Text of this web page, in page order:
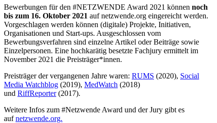
Bewerbungen für den #NETZWENDE Award 2021 können noch
bis zum 16. Oktober 2021 auf netzwende.org eingereicht werden.
Vorgeschlagen werden können (digitale) Projekte, Initiativen,
Organisationen und Start-ups. Ausgeschlossen vom
Bewerbungsverfahren sind einzelne Artikel oder Beiträge sowie
Einzelpersonen. Eine hochkarätig besetzte Fachjury ermittelt im
November 2021 die Preisträger*innen.
Preisträger der vergangenen Jahre waren: RUMS (2020), Social
Media Watchblog (2019), MedWatch (2018)
und RiffReporter(2017).
Weitere Infos zum #Netzwende Award und der Jury gibt es
aufnetzwende.org.